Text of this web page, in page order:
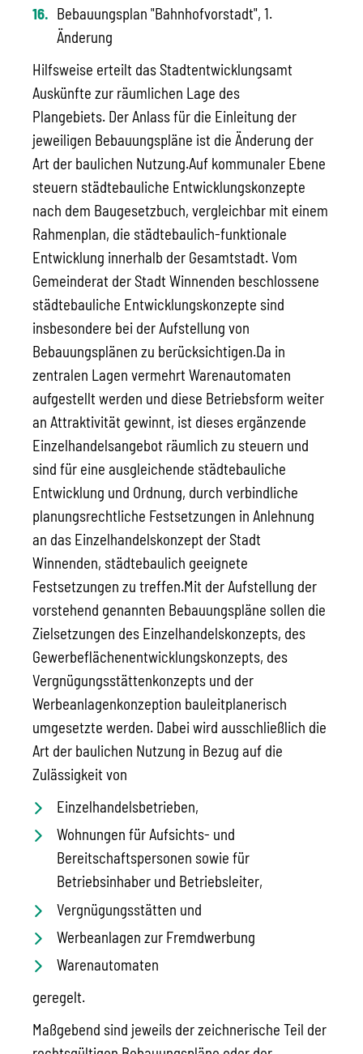
Bebauungsplan "Bahnhofvorstadt", 1.
Änderung
Hilfsweise erteilt das Stadtentwicklungsamt
Auskünfte zur räumlichen Lage des
Plangebiets. Der Anlass für die Einleitung der
jeweiligen Bebauungspläne ist die Änderung der
Art der baulichen Nutzung.Auf kommunaler Ebene
steuern städtebauliche Entwicklungskonzepte
nach dem Baugesetzbuch, vergleichbar mit einem
Rahmenplan, die städtebaulich-funktionale
Entwicklung innerhalb der Gesamtstadt. Vom
Gemeinderat der Stadt Winnenden beschlossene
städtebauliche Entwicklungskonzepte sind
insbesondere bei der Aufstellung von
Bebauungsplänen zu berücksichtigen.Da in
zentralen Lagen vermehrt Warenautomaten
aufgestellt werden und diese Betriebsform weiter
an Attraktivität gewinnt, ist dieses ergänzende
Einzelhandelsangebot räumlich zu steuern und
sind für eine ausgleichende städtebauliche
Entwicklung und Ordnung, durch verbindliche
planungsrechtliche Festsetzungen in Anlehnung
an das Einzelhandelskonzept der Stadt
Winnenden, städtebaulich geeignete
Festsetzungen zu treffen.Mit der Aufstellung der
vorstehend genannten Bebauungspläne sollen die
Zielsetzungen des Einzelhandelskonzepts, des
Gewerbeflächenentwicklungskonzepts, des
Vergnügungsstättenkonzepts und der
Werbeanlagenkonzeption bauleitplanerisch
umgesetzte werden. Dabei wird ausschließlich die
Art der baulichen Nutzung in Bezug auf die
Zulässigkeit von
Einzelhandelsbetrieben,
Wohnungen für Aufsichts- und
Bereitschaftspersonen sowie für
Betriebsinhaber und Betriebsleiter,
Vergnügungsstätten und
Werbeanlagen zur Fremdwerbung
Warenautomaten
geregelt.
Maßgebend sind jeweils der zeichnerische Teil der